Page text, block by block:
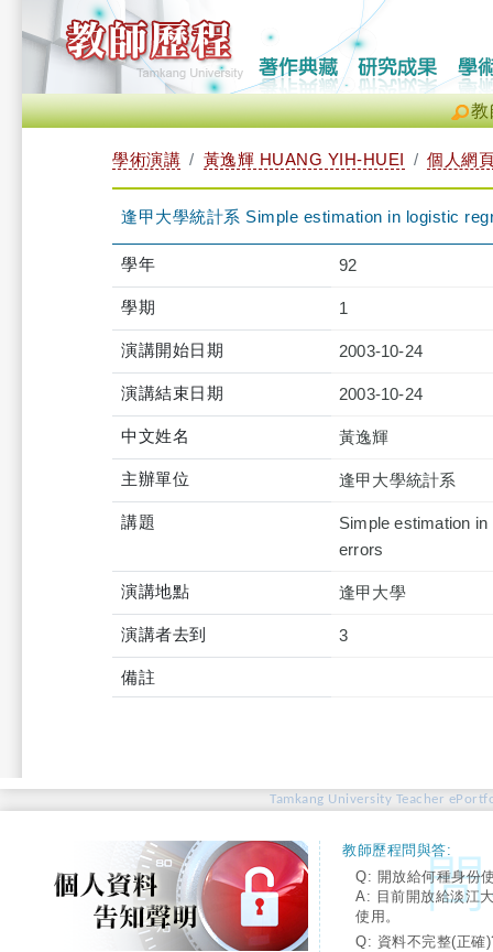
教
學術演講 黃逸輝 HUANG YIH-HUEI 個人網
逢甲大學統計系 Simple estimation in logistic
學年 92
學期 1
演講開始日期 2003-10-24
演講結束日期 2003-10-24
中文姓名 黃逸輝
主辦單位 逢甲大學統計系
講題
Simple estimation
errors
演講地點 逢甲大學
演講者去到 3
備註
Tamkang University Teacher
教師歷程問與答:
Q: 開放給何種身份
A: 目前開放給淡江
使用。
Q: 資料不完整(正確